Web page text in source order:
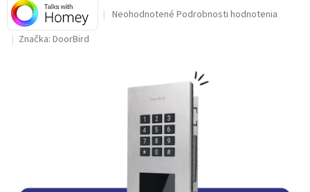
Priemerné
Neohodnotené Podrobnosti hodnotenia
Značka: DoorBird